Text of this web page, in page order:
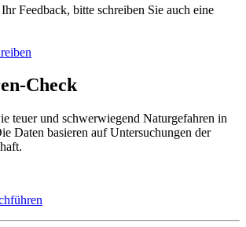
Feedback, bitte schreiben Sie auch eine
Check
teuer und schwerwiegend Naturgefahren in
Daten basieren auf Untersuchungen der